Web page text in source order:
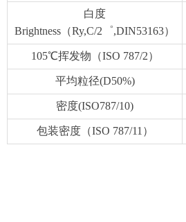
白度
Brightness（Ry,C/2゜,DIN53163）
105℃挥发物（ISO 787/2）
平均粒径(D50%)
密度(ISO787/10)
包装密度（ISO 787/11）